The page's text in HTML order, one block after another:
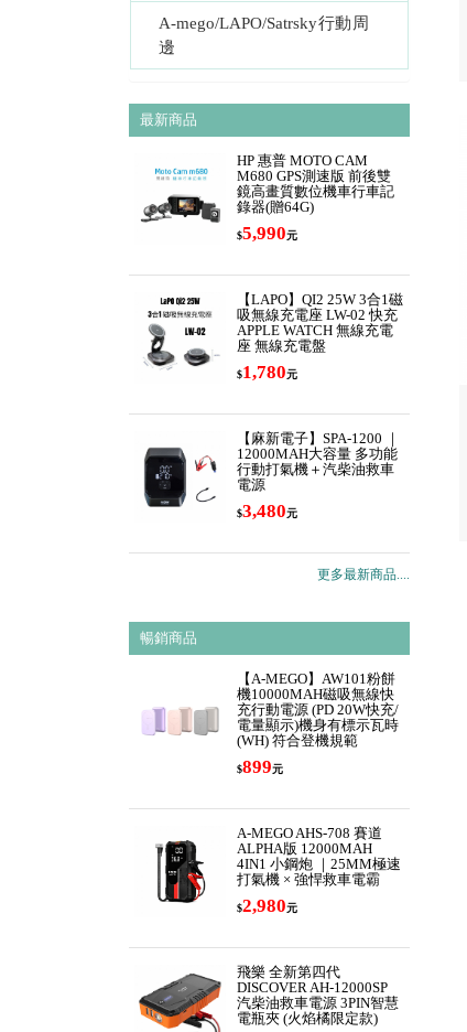
A-mego/LAPO/Satrsky行動周
邊
最新商品
HP 惠普 MOTO CAM
M680 GPS測速版 前後雙
鏡高畫質數位機車行車記
錄器(贈64G)
$5,990元
【LAPO】QI2 25W 3合1磁
吸無線充電座 LW-02 快充
APPLE WATCH 無線充電
座 無線充電盤
$1,780元
【麻新電子】SPA-1200 ｜
12000MAH大容量 多功能
行動打氣機＋汽柴油救車
電源
$3,480元
更多最新商品....
暢銷商品
【A-MEGO】AW101粉餅
機10000MAH磁吸無線快
充行動電源 (PD 20W快充/
電量顯示)機身有標示瓦時
(WH) 符合登機規範
$899元
A-MEGO AHS-708 賽道
ALPHA版 12000MAH
4IN1 小鋼炮 ｜25MM極速
打氣機 × 強悍救車電霸
$2,980元
飛樂 全新第四代
DISCOVER AH-12000SP
汽柴油救車電源 3PIN智慧
電瓶夾 (火焰橘限定款)